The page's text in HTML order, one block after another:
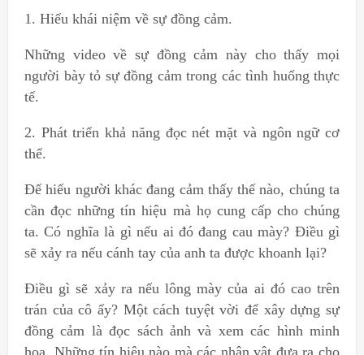
1. Hiểu khái niệm về sự đồng cảm.
Những video về sự đồng cảm này cho thấy mọi
người bày tỏ sự đồng cảm trong các tình huống thực
tế.
2. Phát triển khả năng đọc nét mặt và ngôn ngữ cơ
thể.
Để hiểu người khác đang cảm thấy thế nào, chúng ta
cần đọc những tín hiệu mà họ cung cấp cho chúng
ta. Có nghĩa là gì nếu ai đó đang cau mày? Điều gì
sẽ xảy ra nếu cánh tay của anh ta được khoanh lại?
Điều gì sẽ xảy ra nếu lông mày của ai đó cao trên
trán của cô ấy? Một cách tuyệt vời để xây dựng sự
đồng cảm là đọc sách ảnh và xem các hình minh
họa. Những tín hiệu nào mà các nhân vật đưa ra cho